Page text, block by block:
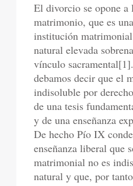
El divorcio se opone
matrimonio, que es
institución
natural elevada
vínculo
debamos decir que el
indisoluble por
de una tesis
y de una enseñanza
De hecho Pío IX
enseñanza liberal que
matrimonial no es
natural y que, por